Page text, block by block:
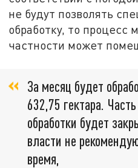
не будут позволять
обработку, то процесс
частности может
За месяц будет
632,75 гектара.
обработки будет
власти не
время,